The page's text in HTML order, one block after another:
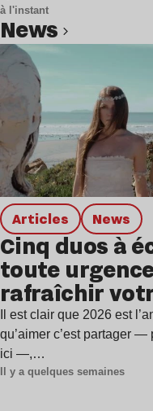
à l'instant
news
Articles news
Cinq duos à
toute
rafraîchir
estivale
Il est clair que 2026 est
qu’aimer c’est partager
ici —,…
Il y a quelques semaines